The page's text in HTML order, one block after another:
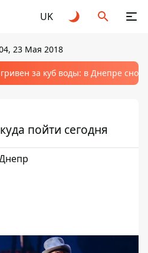
UK
23 Мая 2018
за куб воды: в Днепре
пойти сегодня